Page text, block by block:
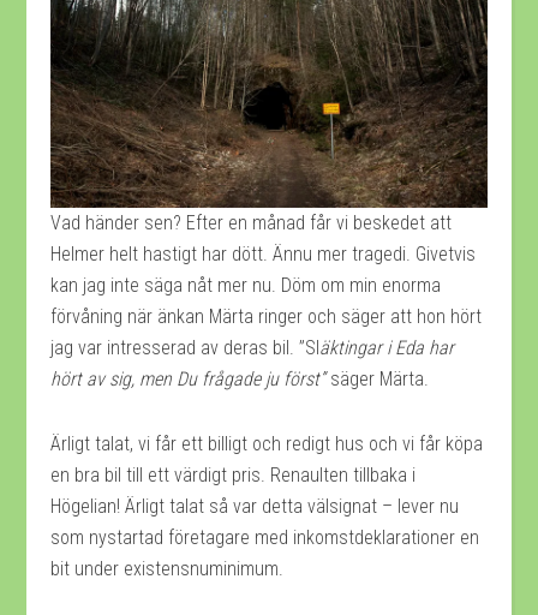
Vad händer sen? Efter en månad får vi beskedet att
Helmer helt hastigt har dött. Ännu mer tragedi. Givetvis
kan jag inte säga nåt mer nu. Döm om min enorma
förvåning när änkan Märta ringer och säger att hon hört
jag var intresserad av deras bil. ”Sl äktingar i Eda har
hört av sig, men Du frågade ju först”säger Märta.
Ärligt talat, vi får ett billigt och redigt hus och vi får köpa
en bra bil till ett värdigt pris. Renaulten tillbaka i
Högelian! Ärligt talat så var detta välsignat – lever nu
som nystartad företagare med inkomstdeklarationer en
bit under existensnuminimum.